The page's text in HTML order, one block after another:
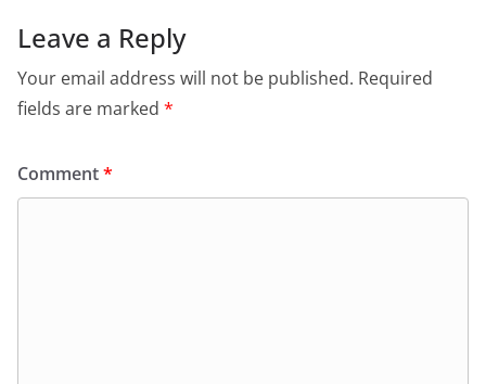
Leave a Reply
Your email address will not be published. Required
fields are marked *
Comment*